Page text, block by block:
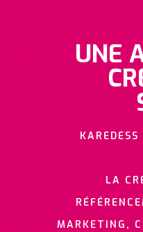
UNE
LA
MARKETING,